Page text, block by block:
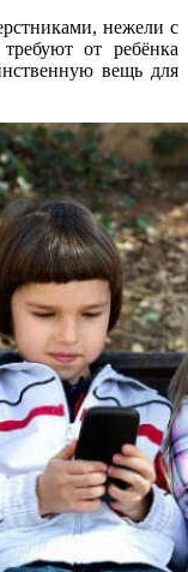
нежели с
от ребёнка
вещь для